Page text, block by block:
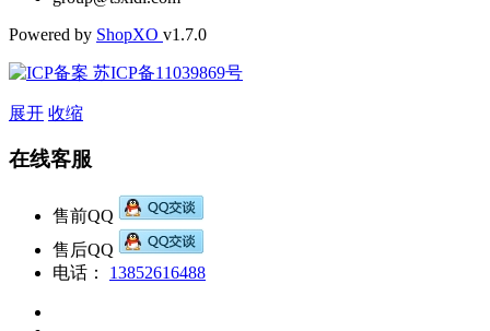
Powered by ShopXO v1.7.0
苏ICP备11039869号
展开 收缩
在线客服
售前QQ
售后QQ
电话：
13852616488